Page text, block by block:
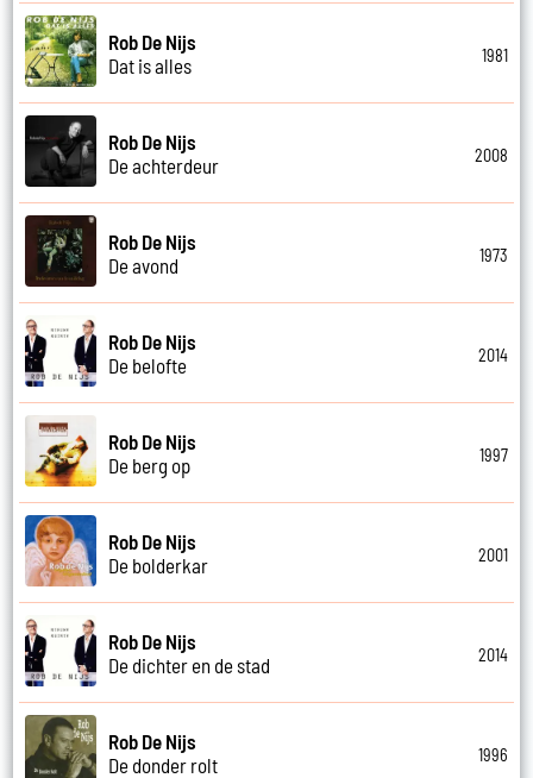
Rob De Nijs
Dat is alles
1981
Rob De Nijs
De achterdeur
2008
Rob De Nijs
De avond
1973
Rob De Nijs
De belofte
2014
Rob De Nijs
De berg op
1997
Rob De Nijs
De bolderkar
2001
Rob De Nijs
De dichter en de stad
2014
Rob De Nijs
De donder rolt
1996